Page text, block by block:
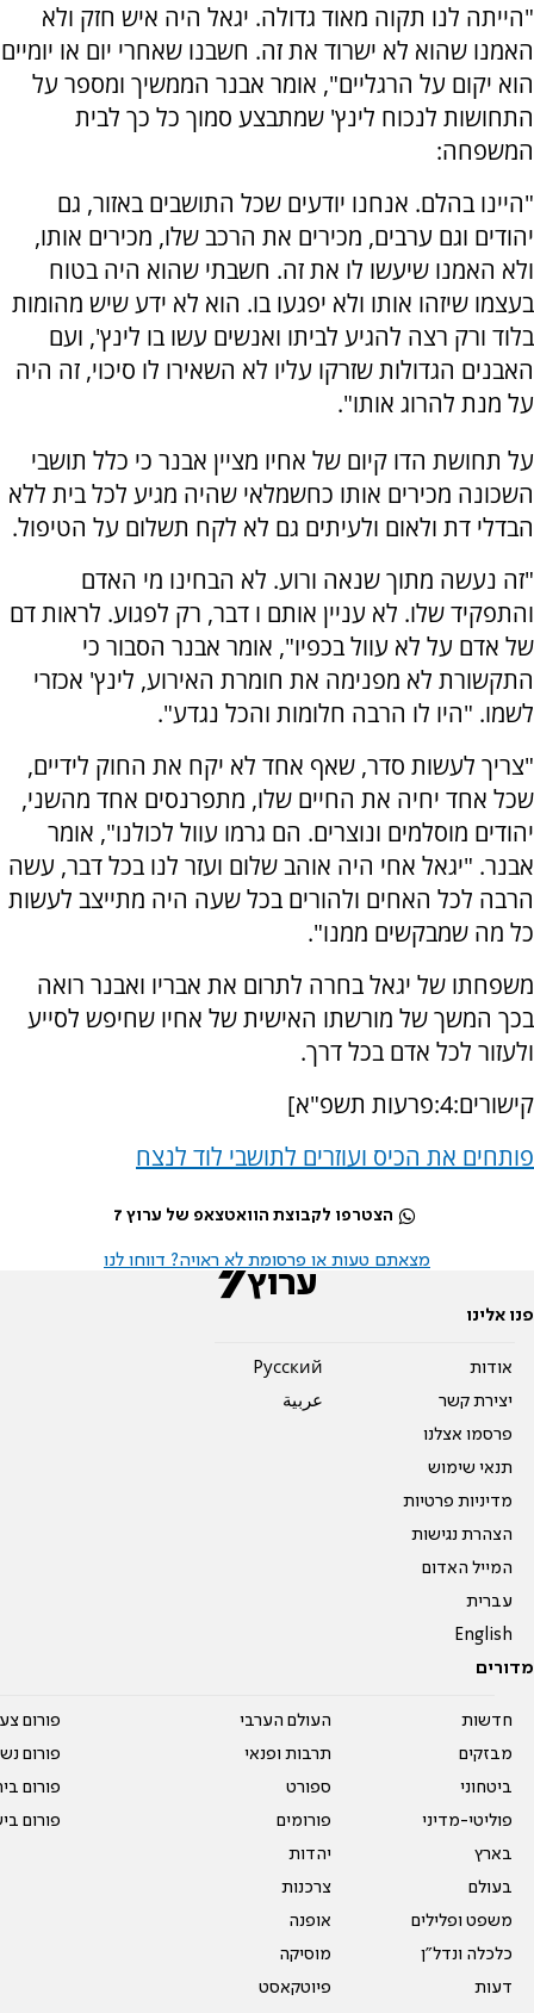
"הייתה לנו תקוה מאוד גדולה. יגאל היה איש חזק ולא
האמנו שהוא לא ישרוד את זה. חשבנו שאחרי יום או יומיים
הוא יקום על הרגליים", אומר אבנר הממשיך ומספר על
התחושות לנכוח לינץ' שמתבצע סמוך כל כך לבית
המשפחה:
"היינו בהלם. אנחנו יודעים שכל התושבים באזור, גם
יהודים וגם ערבים, מכירים את הרכב שלו, מכירים אותו,
ולא האמנו שיעשו לו את זה. חשבתי שהוא היה בטוח
בעצמו שיזהו אותו ולא יפגעו בו. הוא לא ידע שיש מהומות
בלוד ורק רצה להגיע לביתו ואנשים עשו בו לינץ', ועם
האבנים הגדולות שזרקו עליו לא השאירו לו סיכוי, זה היה
על מנת להרוג אותו".
על תחושת הדו קיום של אחיו מציין אבנר כי כלל תושבי
השכונה מכירים אותו כחשמלאי שהיה מגיע לכל בית ללא
הבדלי דת ולאום ולעיתים גם לא לקח תשלום על הטיפול.
"זה נעשה מתוך שנאה ורוע. לא הבחינו מי האדם
והתפקיד שלו. לא עניין אותם ו דבר, רק לפגוע. לראות דם
של אדם על לא עוול בכפיו", אומר אבנר הסבור כי
התקשורת לא מפנימה את חומרת האירוע, לינץ' אכזרי
לשמו. "היו לו הרבה חלומות והכל נגדע".
"צריך לעשות סדר, שאף אחד לא יקח את החוק לידיים,
שכל אחד יחיה את החיים שלו, מתפרנסים אחד מהשני,
יהודים מוסלמים ונוצרים. הם גרמו עוול לכולנו", אומר
אבנר. "יגאל אחי היה אוהב שלום ועזר לנו בכל דבר, עשה
הרבה לכל האחים ולהורים בכל שעה היה מתייצב לעשות
כל מה שמבקשים ממנו".
משפחתו של יגאל בחרה לתרום את אבריו ואבנר רואה
בכך המשך של מורשתו האישית של אחיו שחיפש לסייע
ולעזור לכל אדם בכל דרך.
קישורים:4:פרעות תשפ"א]
פותחים את הכיס ועוזרים לתושבי לוד לנצח
הצטרפו לקבוצת הוואטצאפ של ערוץ 7
מצאתם טעות או פרסומת לא ראויה? דווחו לנו
פנו אלינו
אודות
יצירת קשר
פרסמו אצלנו
תנאי שימוש
מדיניות פרטיות
הצהרת נגישות
המייל האדום
עברית
English
Pусский
عربية
מדורים
חדשות
מבזקים
ביטחוני
פוליטי-מדיני
בארץ
בעולם
משפט ופלילים
כלכלה ונדל"ן
דעות
העולם הערבי
תרבות ופנאי
ספורט
פורומים
יהדות
צרכנות
אופנה
מוסיקה
פיוטקאסט
פורום
פורום
פורום
פורום